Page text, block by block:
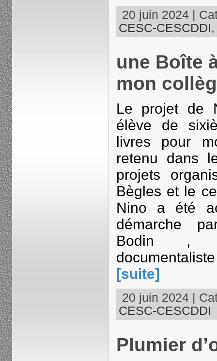
20 juin 2024 |
CESC-CESCDDI
une Boîte
mon
Le projet de
élève de
livres pour
retenu dans
projets
Bègles et le
Nino a été
démarche
Bodin ,
[suite]
20 juin 2024 |
CESC-CESCDDI
Plumier